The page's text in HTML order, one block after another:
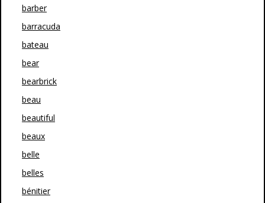
barber
barracuda
bateau
bear
bearbrick
beau
beautiful
beaux
belle
belles
bénitier